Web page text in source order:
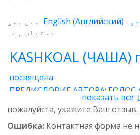
English (Английский)
میں بھی
دستیاب ہے۔
KASHKOAL (ЧАША)
посвящена
ПРЕДИСЛОВИЕ АВТОРА: ГОЛОС
1 - Энергия
2 - Атом 3 - Восток
4 - Пространственные нити
5 -
6 - Итог 7 - Качества 8 - وجدان
показать все
пожалуйста, укажите Ваш отзыв.
Ошибка: Контактная форма не